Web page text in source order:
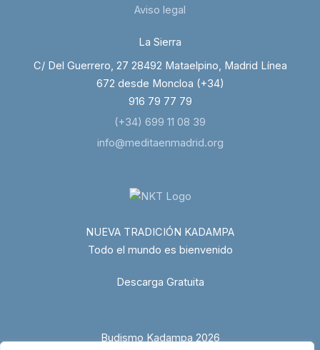
Aviso legal
La Sierra
C/ Del Guerrero, 27 28492 Mataelpino, Madrid Línea
672 desde Moncloa (+34)
916 79 77 79
(+34) 699 11 08 39
info@meditaenmadrid.org
NUEVA TRADICIÓN KADAMPA
Todo el mundo es bienvenido
Descarga Gratuita
Budismo Kadampa 2026